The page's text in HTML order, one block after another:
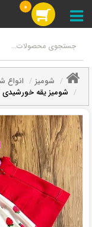
0
شومیز انواع
شومیز یقه